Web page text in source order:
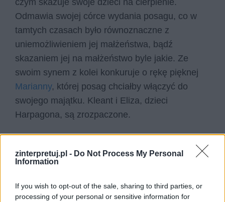
zinterpretuj.pl - Do Not Process My Personal
Information
If you wish to opt-out of the sale, sharing to third parties, or
processing of your personal or sensitive information for
czym skazuje swoje dzieci na cierpienie.
Odmawia swojej córce wydania posagu, co w
tamtych czasach było równoznaczne z
uniemożliwieniem jej małżeństwa, bądź
skazaniem jej na małżeństwo byle jakie. Ze
swoim synem z kolei konkuruje o rękę pięknej
Marianny, której posag chciałby włączyć do
swojego majątku. Kleant i Eliza, dzieci
Harpagona, są zrozpaczone.
Harpagona, w pierwszej kolejności oskarża o
kradzież… swoje własne potomstwo, co również
wiele mówi o jego stosunku do rodziny.
Najbardziej liczyły się dla niego pieniądze.